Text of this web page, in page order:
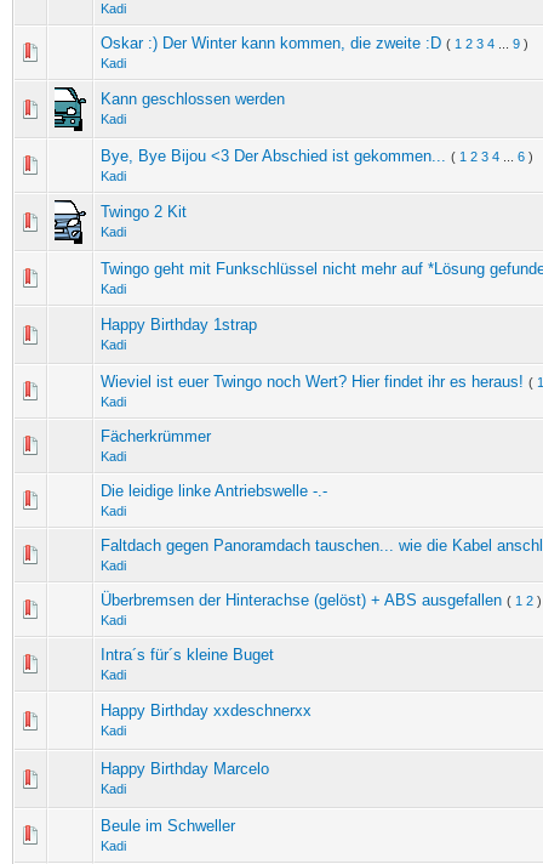
Kadi
Oskar :) Der Winter kann kommen, die zweite :D ( 1 2 3 4 9 )
Kadi
Kann geschlossen werden
Kadi
Bye, Bye Bijou <3 Der Abschied ist gekommen... ( 1 2 3 4 6 )
Kadi
Twingo 2 Kit
Kadi
Twingo geht mit Funkschlüssel nicht mehr auf *Lösung
Kadi
Happy Birthday 1strap
Kadi
Wieviel ist euer Twingo noch Wert? Hier findet ihr es heraus! ( 1
Kadi
Fächerkrümmer
Kadi
Die leidige linke Antriebswelle -.-
Kadi
Faltdach gegen Panoramdach tauschen... wie die Kabel
Kadi
Überbremsen der Hinterachse (gelöst) + ABS ausgefallen ( 1 2 )
Kadi
Intra´s für´s kleine Buget
Kadi
Happy Birthday xxdeschnerxx
Kadi
Happy Birthday Marcelo
Kadi
Beule im Schweller
Kadi